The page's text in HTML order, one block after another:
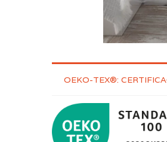
OEKO-TEX®: